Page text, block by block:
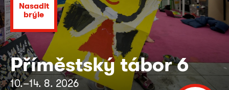
Nasadit
brýle
Příměstský tábor 6
10.–14. 8. 2026